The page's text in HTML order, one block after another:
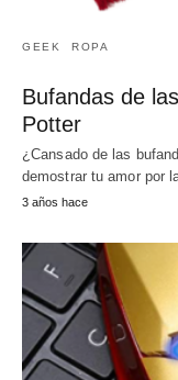
GEEK ROPA
Bufandas de
Potter
¿Cansado de las
demostrar tu amor por
3 años hace